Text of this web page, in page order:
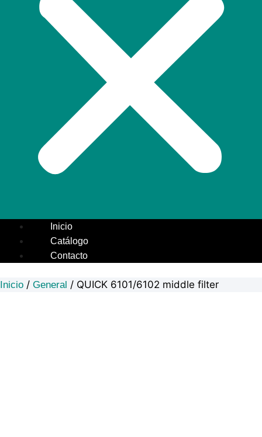
Inicio
Catálogo
Contacto
Inicio / General / QUICK 6101/6102 middle filter